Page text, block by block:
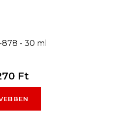
878 - 30 ml
Ft